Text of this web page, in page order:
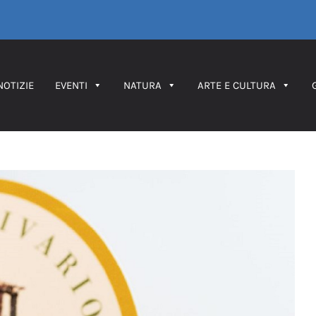
EVENTI NATURA ARTE E CULTURA